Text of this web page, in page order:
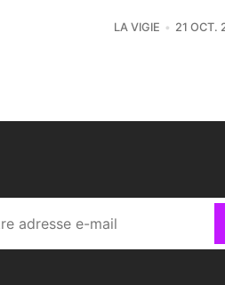
LA VIGIE 21 OCT.